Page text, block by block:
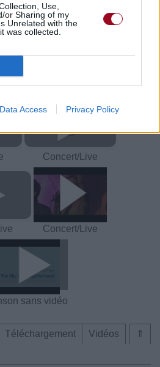
Use,
or Sharing of my
Unrelated with the
was collected.
Data Access Privacy Policy
Téléchargement
«The Sky is a
Concert/Live
Concert/Live
sans vidéo
⇑
Téléchargement
Vidéos